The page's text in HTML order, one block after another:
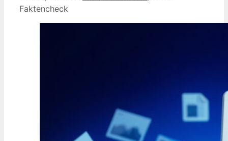
Faktencheck